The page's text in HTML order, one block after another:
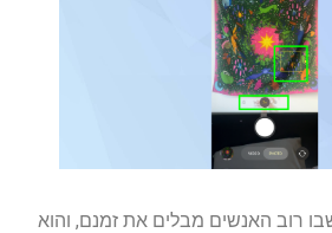
רוב האנשים מבלים את זמנם, והוא